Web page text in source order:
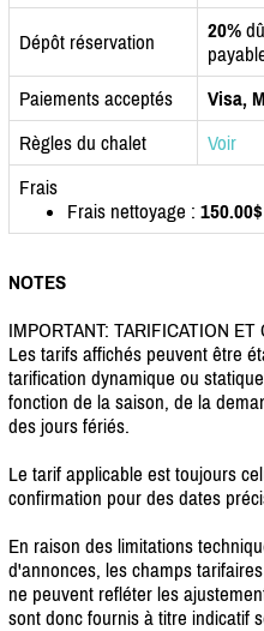
Dépôt réservation 20%
Paiements acceptés
Visa,
Règles du chalet
Voir
Frais
Frais nettoyage : 150.00$
NOTES
IMPORTANT: TARIFICATION
Les tarifs affichés peuvent être
tarification dynamique ou
fonction de la saison, de la
des jours fériés.
Le tarif applicable est toujours
confirmation pour des dates
En raison des limitations
d'annonces, les champs
ne peuvent refléter les
sont donc fournis à titre indicatif